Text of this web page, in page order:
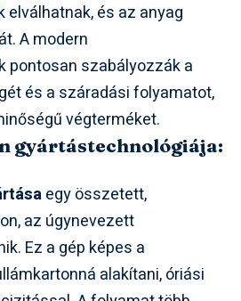
elválhatnak, és az anyag
A modern
pontosan szabályozzák a
és a száradási folyamatot,
végterméket.
gyártástechnológiája:
egy összetett,
az úgynevezett
Ez a gép képes a
alakítani, óriási